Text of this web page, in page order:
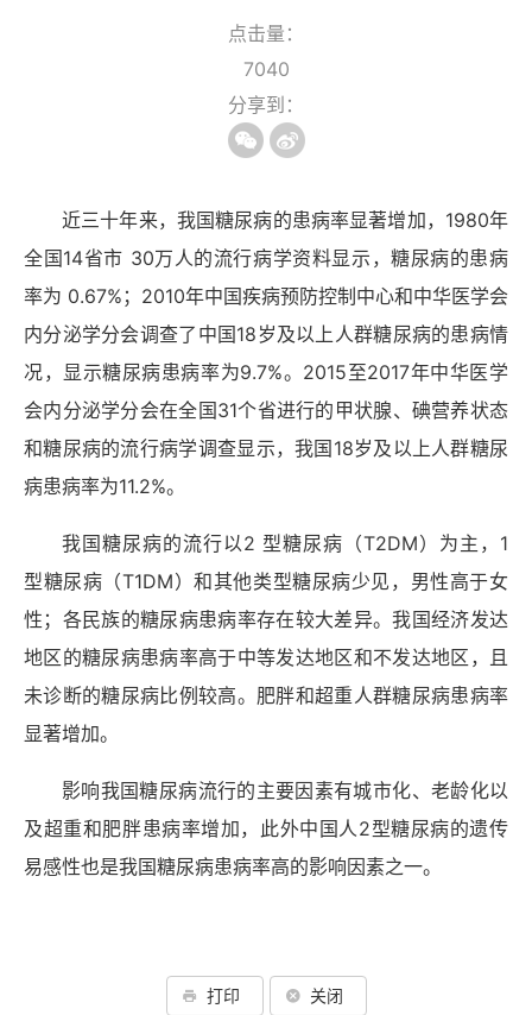
点击量：
7040
分享到：
近三十年来，我国糖尿病的患病率显著增加，1980年
全国14省市 30万人的流行病学资料显示，糖尿病的患病
率为 0.67%；2010年中国疾病预防控制中心和中华医学会
内分泌学分会调查了中国18岁及以上人群糖尿病的患病情
况，显示糖尿病患病率为9.7%。2015至2017年中华医学
会内分泌学分会在全国31个省进行的甲状腺、碘营养状态
和糖尿病的流行病学调查显示，我国18岁及以上人群糖尿
病患病率为11.2%。
我国糖尿病的流行以2 型糖尿病（T2DM）为主，1
型糖尿病（T1DM）和其他类型糖尿病少见，男性高于女
性；各民族的糖尿病患病率存在较大差异。我国经济发达
地区的糖尿病患病率高于中等发达地区和不发达地区，且
未诊断的糖尿病比例较高。肥胖和超重人群糖尿病患病率
显著增加。
影响我国糖尿病流行的主要因素有城市化、老龄化以
及超重和肥胖患病率增加，此外中国人2型糖尿病的遗传
易感性也是我国糖尿病患病率高的影响因素之一。
打印 关闭